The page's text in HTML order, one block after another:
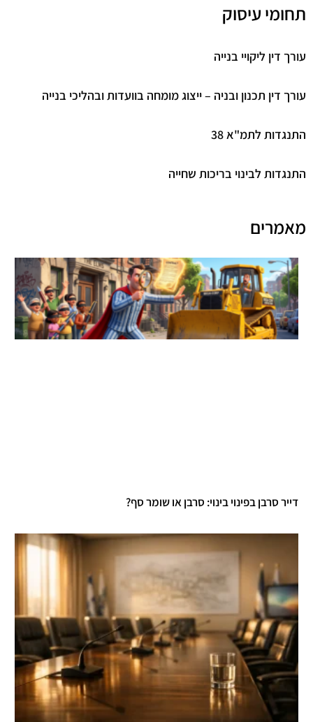
עיסוק
דין ליקויי בנייה
דין תכנון ובניה – ייצוג מומחה בוועדות ובהליכי בנייה
לתמ"א 38
לבינוי בריכות שחייה
סרבן בפינוי בינוי: סרבן או שומר סף?